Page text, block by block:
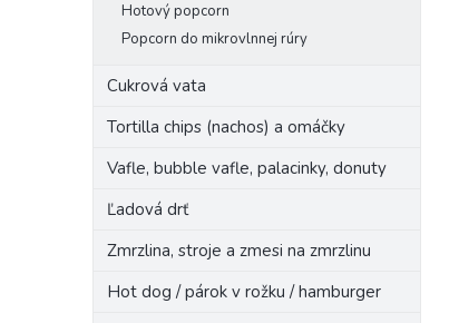
Hotový popcorn
Popcorn do mikrovlnnej rúry
Cukrová vata
Tortilla chips (nachos) a omáčky
Vafle, bubble vafle, palacinky, donuty
Ľadová drť
Zmrzlina, stroje a zmesi na zmrzlinu
Hot dog / párok v rožku / hamburger